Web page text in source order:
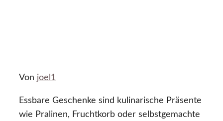
Von joel1
Essbare Geschenke sind kulinarische Präsente
wie Pralinen, Fruchtkorb oder selbstgemachte